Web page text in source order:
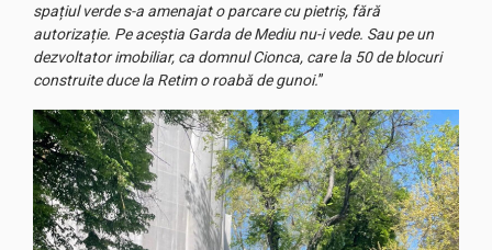
spațiul verde s-a amenajat o parcare cu pietriș, fără
autorizație. Pe aceștia Garda de Mediu nu-i vede. Sau pe un
dezvoltator imobiliar, ca domnul Cionca, care la 50 de blocuri
construite duce la Retim o roabă de gunoi.”